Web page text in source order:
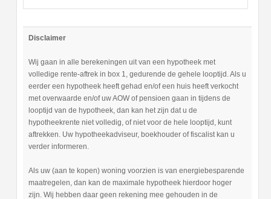
Disclaimer
Wij gaan in alle berekeningen uit van een hypotheek met
volledige rente-aftrek in box 1, gedurende de gehele looptijd. Als u
eerder een hypotheek heeft gehad en/of een huis heeft verkocht
met overwaarde en/of uw AOW of pensioen gaan in tijdens de
looptijd van de hypotheek, dan kan het zijn dat u de
hypotheekrente niet volledig, of niet voor de hele looptijd, kunt
aftrekken. Uw hypotheekadviseur, boekhouder of fiscalist kan u
verder informeren.
Als uw (aan te kopen) woning voorzien is van energiebesparende
maatregelen, dan kan de maximale hypotheek hierdoor hoger
zijn. Wij hebben daar geen rekening mee gehouden in de